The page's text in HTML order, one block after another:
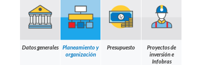
Datos generales
Planeamiento y
organización
Presupuesto
Proyectos de
inversión e
Infobras